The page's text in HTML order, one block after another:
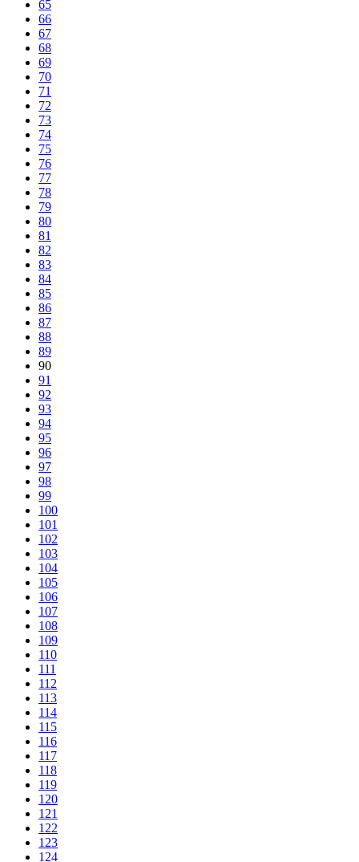
65
66
67
68
69
70
71
72
73
74
75
76
77
78
79
80
81
82
83
84
85
86
87
88
89
90
91
92
93
94
95
96
97
98
99
100
101
102
103
104
105
106
107
108
109
110
111
112
113
114
115
116
117
118
119
120
121
122
123
124